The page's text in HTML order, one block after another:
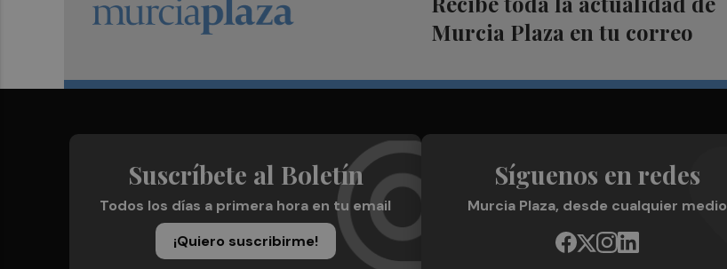
Murcia Plaza en tu correo
Suscríbete al Boletín
Todos los días a primera hora en tu email
¡Quiero suscribirme!
Síguenos en redes
Murcia Plaza, desde cualquier medio